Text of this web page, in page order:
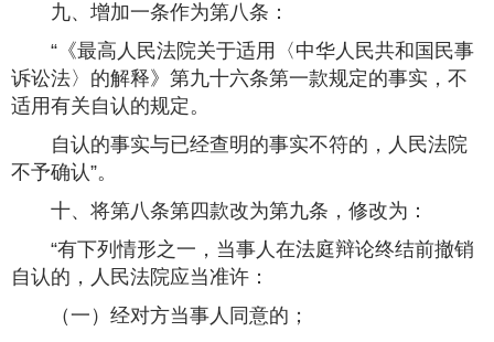
九、增加一条作为第八条：
“《最高人民法院关于适用〈中华人民共和国民事
诉讼法〉的解释》第九十六条第一款规定的事实，不
适用有关自认的规定。
自认的事实与已经查明的事实不符的，人民法院
不予确认”。
十、将第八条第四款改为第九条，修改为：
“有下列情形之一，当事人在法庭辩论终结前撤销
自认的，人民法院应当准许：
（一）经对方当事人同意的；